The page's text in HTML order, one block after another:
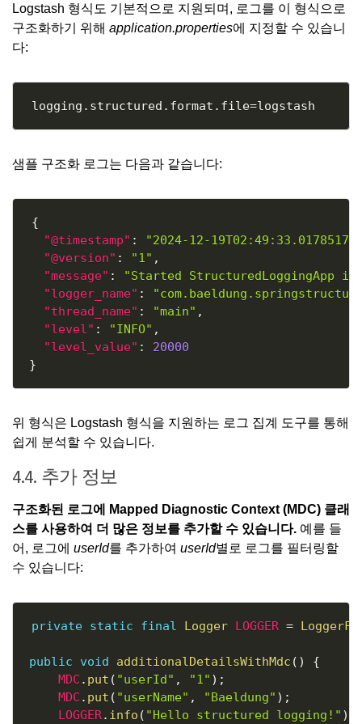
Logstash 형식도 기본적으로 지원되며, 로그를 이 형식으로
구조화하기 위해 application.properties에 지정할 수 있습니
다:
샘플 구조화 로그는 다음과 같습니다:
{
"@timestamp" :
"2024-12-
"@version" : "1" ,
"message" :
"Started StructuredLoggingApp
"logger_name" :
"thread_name" : "main" ,
"level" : "INFO" ,
"level_value" :
20000
}
위 형식은 Logstash 형식을 지원하는 로그 집계 도구를 통해
쉽게 분석할 수 있습니다.
4.4. 추가 정보
구조화된 로그에 Mapped Diagnostic Context (MDC) 클래
스를 사용하여 더 많은 정보를 추가할 수 있습니다. 예를 들
어, 로그에 userId를 추가하여 userId별로 로그를 필터링할
수 있습니다:
private static final Logger LOGGER =
public void additionalDetailsWithMdc ( )
{
MDC . put ( "userId" , "1" ) ;
MDC . put ( "userName" , "Baeldung" ) ;
LOGGER. info ( "Hello structured logging!" )